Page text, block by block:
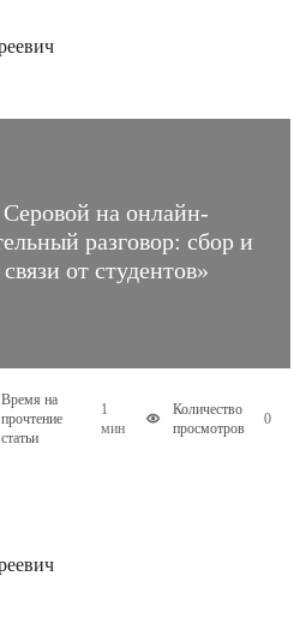
на онлайн-
разговор: сбор и
от студентов»
Время на
прочтение
статьи
1
мин
Количество
просмотров
0